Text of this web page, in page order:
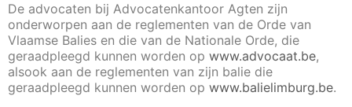
De advocaten bij Advocatenkantoor Agten zijn
onderworpen aan de reglementen van de Orde van
Vlaamse Balies en die van de Nationale Orde, die
geraadpleegd kunnen worden op www.advocaat.be,
alsook aan de reglementen van zijn balie die
geraadpleegd kunnen worden op www.balielimburg.be.